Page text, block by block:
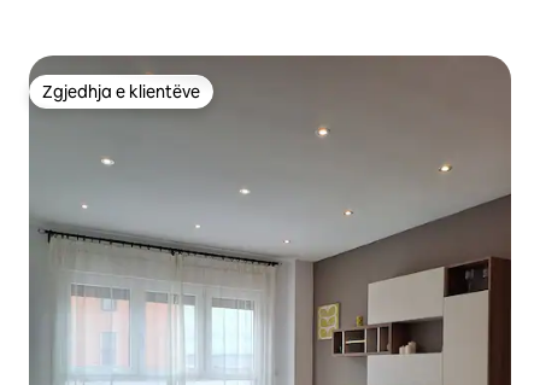
Zgjedhja e klientëve
Zgjedhja e klientëve